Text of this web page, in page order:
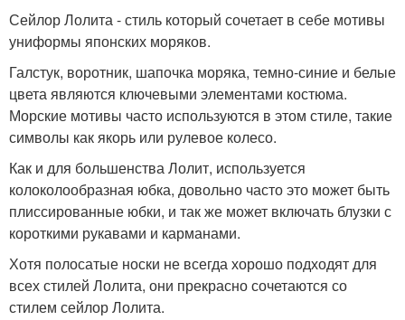
Сейлор Лолита - стиль который сочетает в себе мотивы
униформы японских моряков.
Галстук, воротник, шапочка моряка, темно-синие и белые
цвета являются ключевыми элементами костюма.
Морские мотивы часто используются в этом стиле, такие
символы как якорь или рулевое колесо.
Как и для большенства Лолит, используется
колоколообразная юбка, довольно часто это может быть
плиссированные юбки, и так же может включать блузки с
короткими рукавами и карманами.
Хотя полосатые носки не всегда хорошо подходят для
всех стилей Лолита, они прекрасно сочетаются со
стилем сейлор Лолита.